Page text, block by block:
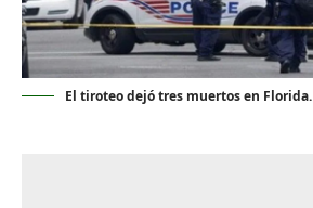
El tiroteo dejó tres muertos en Florida.